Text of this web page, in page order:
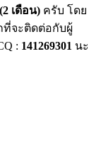
เดือน) ครับ โดย
ที่จะติดต่อกับผู้
: 141269301 นะ